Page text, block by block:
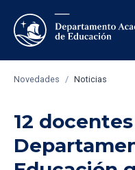
Novedades / Noticias
12